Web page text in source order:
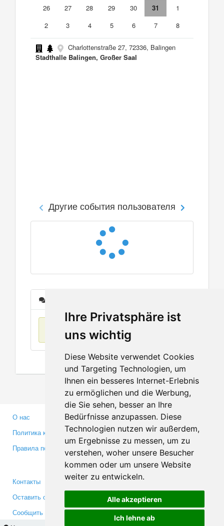
Ihre Privatsphäre ist
uns wichtig
Diese Website verwendet Cookies
und Targeting Technologien, um
Ihnen ein besseres Internet-Erlebnis
zu ermöglichen und die Werbung,
die Sie sehen, besser an Ihre
Bedürfnisse anzupassen. Diese
Technologien nutzen wir außerdem,
um Ergebnisse zu messen, um zu
verstehen, woher unsere Besucher
kommen oder um unsere Website
weiter zu entwickeln.
Alle akzeptieren
Ich lehne ab
26
27 28 29 30 31
1
2
3 4 5 6 7 8
Charlottenstraße 27, 72336, Balingen
Stadthalle Balingen, Großer Saal
Другие события пользователя
О нас
Политика конфиденциальности
Правила пользования
Партнерам
Инвесторам
Медиа
Контакты
Оставить отзыв
Сообщить об ошибке
Facebook
Twitter
YouTube